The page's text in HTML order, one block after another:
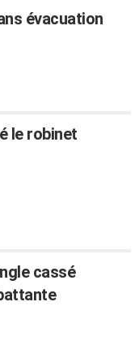
évacuation
le robinet
cassé